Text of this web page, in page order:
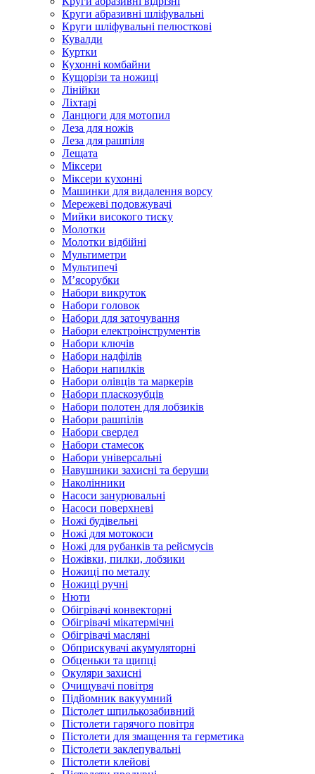
Круги абразивні шліфувальні
Круги шліфувальні пелюсткові
Кувалди
Куртки
Кухонні комбайни
Кущорізи та ножиці
Лінійки
Ліхтарі
Ланцюги для мотопил
Леза для ножів
Леза для рашпіля
Лещата
Міксери
Міксери кухонні
Машинки для видалення ворсу
Мережеві подовжувачі
Мийки високого тиску
Молотки
Молотки відбійні
Мультиметри
Мультипечі
М’ясорубки
Набори викруток
Набори головок
Набори для заточування
Набори електроінструментів
Набори ключів
Набори надфілів
Набори напилків
Набори олівців та маркерів
Набори пласкозубців
Набори полотен для лобзиків
Набори рашпілів
Набори свердел
Набори стамесок
Набори універсальні
Навушники захисні та беруши
Наколінники
Насоси занурювальні
Насоси поверхневі
Ножі будівельні
Ножі для мотокоси
Ножі для рубанків та рейсмусів
Ножівки, пилки, лобзики
Ножиці по металу
Ножиці ручні
Нюти
Обігрівачі конвекторні
Обігрівачі мікатермічні
Обігрівачі масляні
Обприскувачі акумуляторні
Обценьки та щипці
Окуляри захисні
Очищувачі повітря
Підйомник вакуумний
Пістолет шпилькозабивний
Пістолети гарячого повітря
Пістолети для змащення та герметика
Пістолети заклепувальні
Пістолети клейові